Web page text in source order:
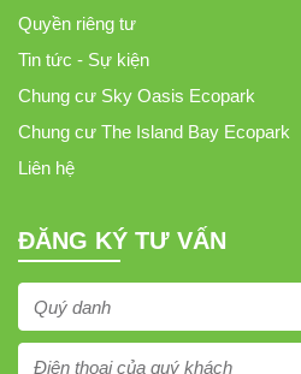
Quyền riêng tư
Tin tức - Sự kiện
Chung cư Sky Oasis Ecopark
Chung cư The Island Bay Ecopark
Liên hệ
ĐĂNG KÝ TƯ VẤN